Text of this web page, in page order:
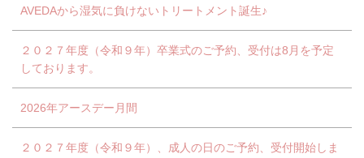
AVEDAから湿気に負けないトリートメント誕生♪
２０２７年度（令和９年）卒業式のご予約、受付は8月を予定
しております。
2026年アースデー月間
２０２７年度（令和９年）、成人の日のご予約、受付開始しま